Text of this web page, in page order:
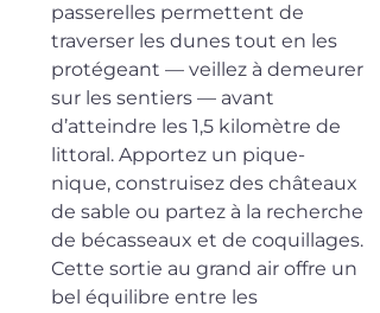
passerelles permettent de
traverser les dunes tout en les
protégeant — veillez à demeurer
sur les sentiers — avant
d’atteindre les 1,5 kilomètre de
littoral. Apportez un pique-
nique, construisez des châteaux
de sable ou partez à la recherche
de bécasseaux et de coquillages.
Cette sortie au grand air offre un
bel équilibre entre les